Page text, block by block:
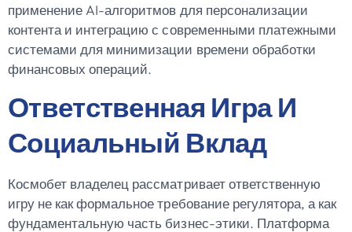
применение AI-алгоритмов для персонализации
контента и интеграцию с современными платежными
системами для минимизации времени обработки
финансовых операций.
Ответственная Игра И
Социальный Вклад
Космобет владелец рассматривает ответственную
игру не как формальное требование регулятора, а как
фундаментальную часть бизнес-этики. Платформа